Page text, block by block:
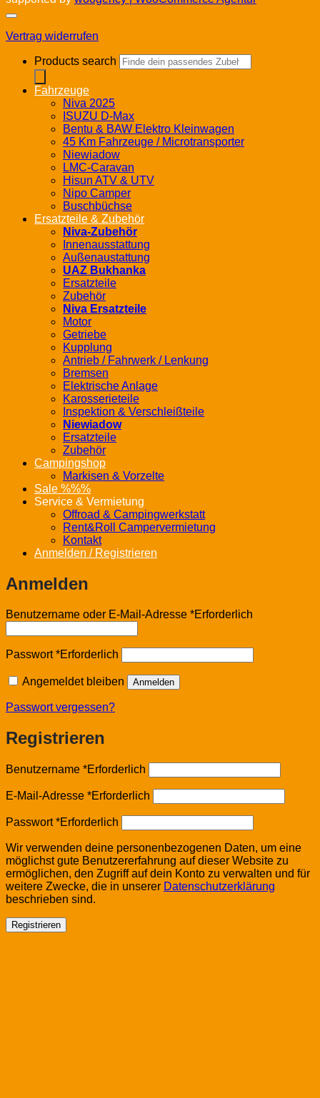
Vertrag widerrufen
Products search
Fahrzeuge
Niva 2025
ISUZU D-Max
Bentu & BAW Elektro Kleinwagen
45 Km Fahrzeuge / Microtransporter
Niewiadow
LMC-Caravan
Hisun ATV & UTV
Nipo Camper
Buschbüchse
Ersatzteile & Zubehör
Niva-Zubehör
Innenausstattung
Außenaustattung
UAZ Bukhanka
Ersatzteile
Zubehör
Niva Ersatzteile
Motor
Getriebe
Kupplung
Antrieb / Fahrwerk / Lenkung
Bremsen
Elektrische Anlage
Karosserieteile
Inspektion & Verschleißteile
Niewiadow
Ersatzteile
Zubehör
Campingshop
Markisen & Vorzelte
Sale %%%
Service & Vermietung
Offroad & Campingwerkstatt
Rent&Roll Campervermietung
Kontakt
Anmelden / Registrieren
Anmelden
Benutzername oder E-Mail-Adresse *Erforderlich
Passwort*Erforderlich
Angemeldet bleiben Anmelden
Passwort vergessen?
Registrieren
Benutzername *Erforderlich
E-Mail-Adresse *Erforderlich
Passwort*Erforderlich
Wir verwenden deine personenbezogenen Daten, um eine
möglichst gute Benutzererfahrung auf dieser Website zu
ermöglichen, den Zugriff auf dein Konto zu verwalten und für
weitere Zwecke, die in unserer Datenschutzerklärung
beschrieben sind.
Registrieren